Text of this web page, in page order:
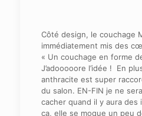
Côté design, le couchage
immédiatement mis des
« Un couchage en forme
J’adooooore l’idée ! En
anthracite est super
du salon. EN-FIN je ne
cacher quand il y aura des
ça, elle se moque un peu